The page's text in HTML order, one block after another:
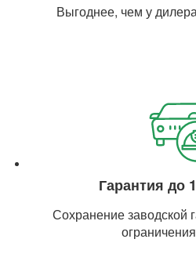
Выгоднее, чем у
Гарантия до
Сохранение заводской